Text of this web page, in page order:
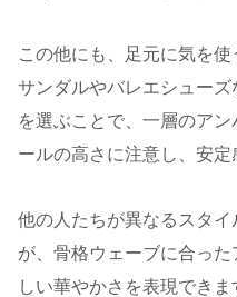
この他にも、足元に気を
サンダルやバレエシュー
を選ぶことで、一層のア
ールの高さに注意し、安定
他の人たちが異なるスタ
が、骨格ウェーブに合っ
しい華やかさを表現でき